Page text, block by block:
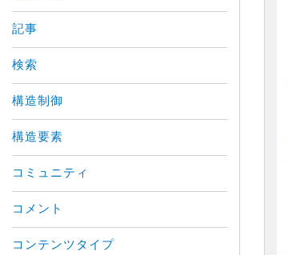
記事
検索
構造制御
構造要素
コミュニティ
コメント
コンテンツタイプ